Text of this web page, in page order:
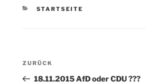
KATEGORIEN
STARTSEITE
Beitragsnavigation
Vorheriger
Beitrag
ZURÜCK
18.11.2015 AfD oder CDU ???